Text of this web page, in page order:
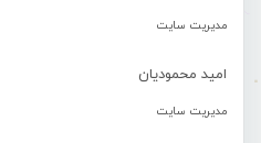
مدیریت سایت
امید محمودیان
مدیریت سایت